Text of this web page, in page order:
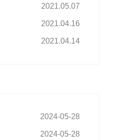
2021.05.07
2021.04.16
2021.04.14
2024-05-28
2024-05-28